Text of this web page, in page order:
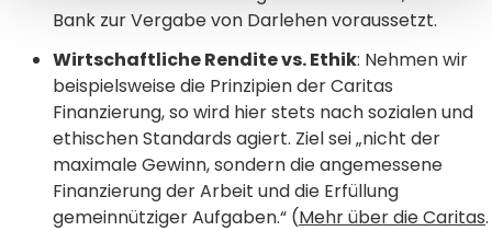
Bank zur Vergabe von Darlehen voraussetzt.
Wirtschaftliche Rendite vs. Ethik: Nehmen wir
beispielsweise die Prinzipien der Caritas
Finanzierung, so wird hier stets nach sozialen und
ethischen Standards agiert. Ziel sei „nicht der
maximale Gewinn, sondern die angemessene
Finanzierung der Arbeit und die Erfüllung
gemeinnütziger Aufgaben.“ (Mehr über die Caritas.